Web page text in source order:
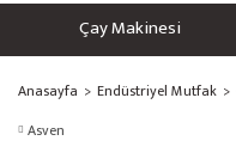
Çay Makinesi
Anasayfa Endüstriyel Mutfak
Asven